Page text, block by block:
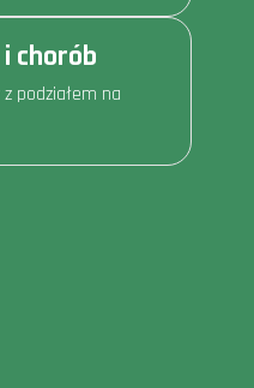
chorób
podziałem na